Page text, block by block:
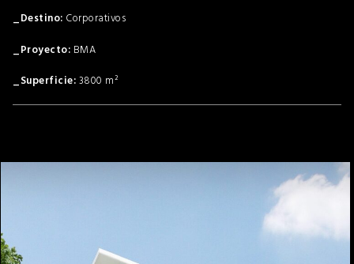
Corporativos
BMA
3800